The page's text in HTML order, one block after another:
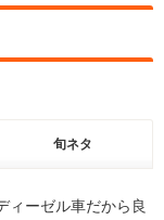
旬ネタ
ィーゼル車だから良